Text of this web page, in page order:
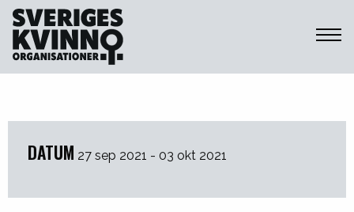
Sveriges Kvinnoorganisationer
DATUM 27 sep 2021 - 03 okt 2021